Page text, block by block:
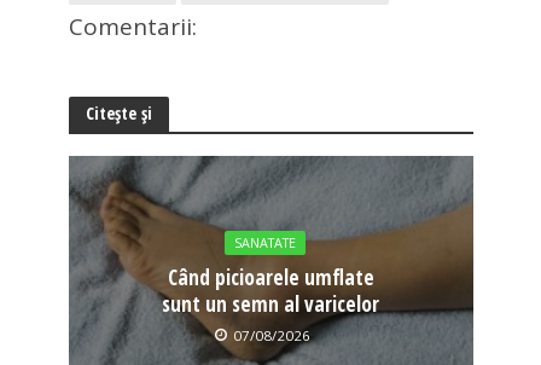
Comentarii:
Citește și
SANATATE
Când picioarele umflate
sunt un semn al varicelor
07/08/2026